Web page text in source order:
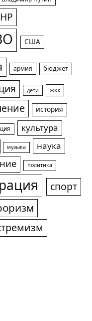
США
армия бюджет
дети жкх
история
культура
музыка
наука
политика
спорт